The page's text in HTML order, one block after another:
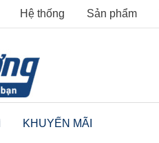
Hệ thống Sản phẩm
KHUYẾN MÃI